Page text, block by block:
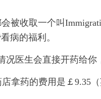
收取一个叫
病的福利。
医生会直接开药给你
拿药的费用是￡9.35（